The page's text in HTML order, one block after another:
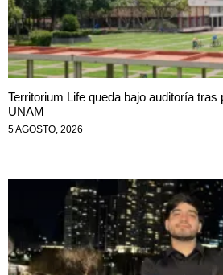
Territorium Life queda bajo auditoría
UNAM
5 AGOSTO, 2026